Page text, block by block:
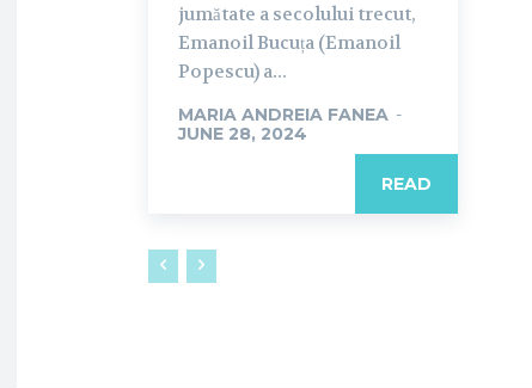
jumătate a secolului trecut,
Emanoil Bucuța (Emanoil
Popescu) a...
MARIA ANDREIA FANEA -
JUNE 28, 2024
READ